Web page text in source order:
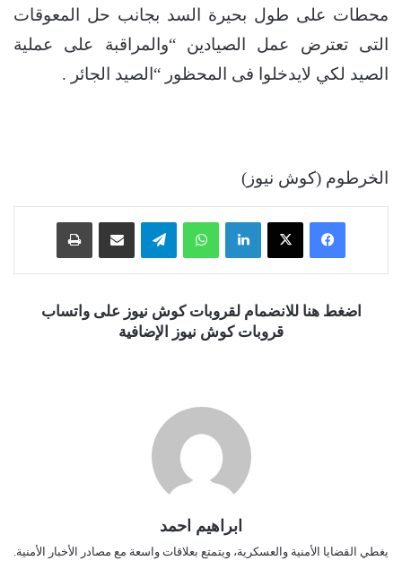
محطات على طول بحيرة السد بجانب حل المعوقات
التى تعترض عمل الصيادين “والمراقبة على عملية
الصيد لكي لايدخلوا فى المحظور “الصيد الجائر .
الخرطوم (كوش نيوز)
فيسبوك ‫X لينكدإن واتساب تيلقرام
اضغط هنا للانضمام لقروبات كوش نيوز على واتساب
قروبات كوش نيوز الإضافية
ابراهيم احمد
يغطي القضايا الأمنية والعسكرية، ويتمتع بعلاقات واسعة مع مصادر الأخبار الأمنية.